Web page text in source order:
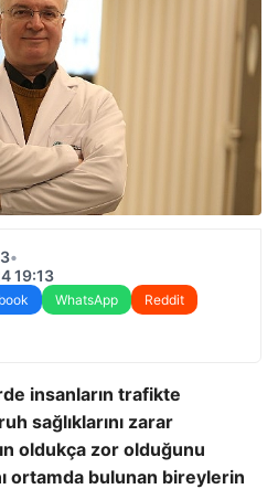
•
19:13
WhatsApp
Reddit
insanların trafikte
sağlıklarını zarar
oldukça zor olduğunu
ortamda bulunan bireylerin